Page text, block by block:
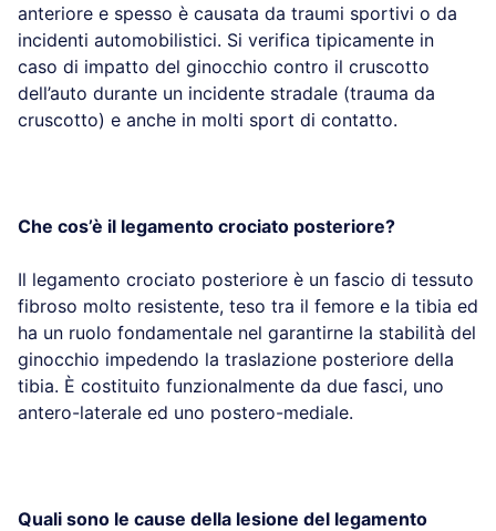
anteriore e spesso è causata da traumi sportivi o da
incidenti automobilistici. Si verifica tipicamente in
caso di impatto del ginocchio contro il cruscotto
dell’auto durante un incidente stradale (trauma da
cruscotto) e anche in molti sport di contatto.
Che cos’è il legamento crociato posteriore?
Il legamento crociato posteriore è un fascio di tessuto
fibroso molto resistente, teso tra il femore e la tibia ed
ha un ruolo fondamentale nel garantirne la stabilità del
ginocchio impedendo la traslazione posteriore della
tibia. È costituito funzionalmente da due fasci, uno
antero-laterale ed uno postero-mediale.
Quali sono le cause della lesione del legamento